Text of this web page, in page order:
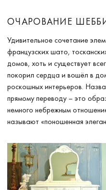
ОЧАРОВАНИЕ
Удивительное сочетание
французских шато,
домов, хоть и существует
покорил сердца и вошёл в
роскошных интерьеров.
прямому переводу – это
немного небрежным
называют «поношенная